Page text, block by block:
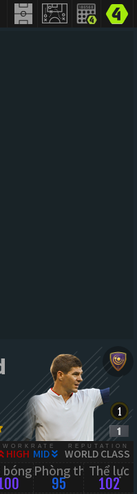
WORKRATE
HIGH MID
REPUTATION
WORLD CLASS
bóng Phòng thủ
95
Thể lực
102